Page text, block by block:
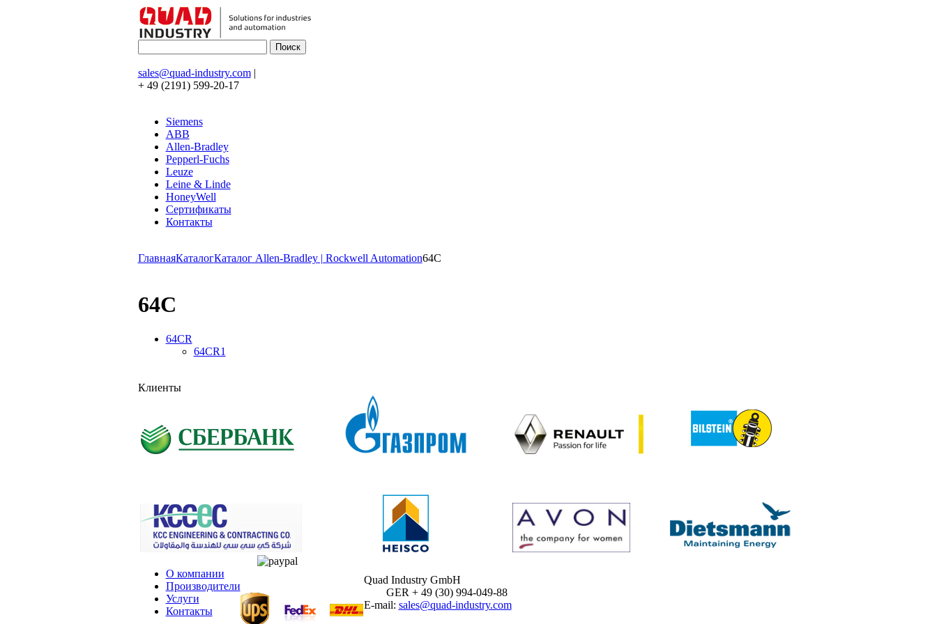
sales@quad-industry.com|
+ 49 (2191) 599-20-17
Siemens
ABB
Allen-Bradley
Pepperl-Fuchs
Leuze
Leine & Linde
HoneyWell
Сертификаты
Контакты
ГлавнаяКаталогКаталог Allen-Bradley | Rockwell Automation64C
64C
64CR
64CR1
Клиенты
О компании
Производители
Услуги
Контакты
Quad Industry GmbH
GER + 49 (30) 994-049-88
E-mail: sales@quad-industry.com